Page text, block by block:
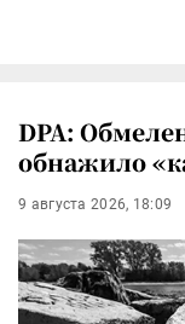
DPA:
обнажило
9 августа 2026, 18:09